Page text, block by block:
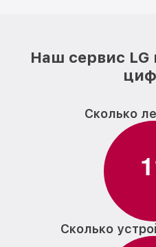
Наш сервис LG
Сколько
1
Сколько